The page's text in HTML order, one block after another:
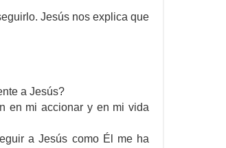
Jesús nos explica que
a Jesús?
en mi accionar y en mi vida
a Jesús como Él me ha